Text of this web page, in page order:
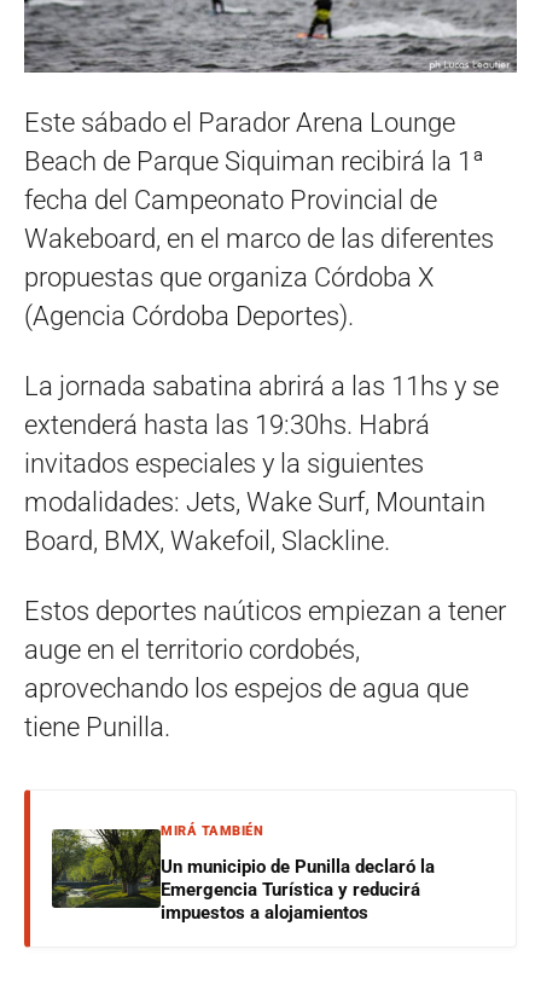
Este sábado el Parador Arena Lounge
Beach de Parque Siquiman recibirá la 1ª
fecha del Campeonato Provincial de
Wakeboard, en el marco de las diferentes
propuestas que organiza Córdoba X
(Agencia Córdoba Deportes).
La jornada sabatina abrirá a las 11hs y se
extenderá hasta las 19:30hs. Habrá
invitados especiales y la siguientes
modalidades: Jets, Wake Surf, Mountain
Board, BMX, Wakefoil, Slackline.
Estos deportes naúticos empiezan a tener
auge en el territorio cordobés,
aprovechando los espejos de agua que
tiene Punilla.
MIRÁ TAMBIÉN
Un municipio de Punilla declaró la
Emergencia Turística y reducirá
impuestos a alojamientos